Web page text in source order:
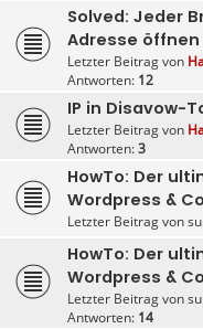
Solved: Jeder
Adresse öffnen
Letzter Beitrag von
Antworten: 12
IP in Disavow-
Letzter Beitrag von
Antworten:3
HowTo: Der
Wordpress &
Letzter Beitrag von
HowTo: Der
Wordpress &
Letzter Beitrag von
Antworten: 14